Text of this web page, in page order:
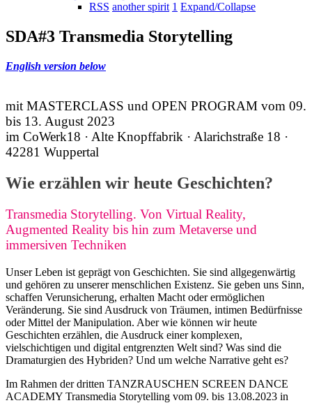
RSS another spirit 1 Expand/Collapse
SDA#3 Transmedia Storytelling
English version below
mit MASTERCLASS und OPEN PROGRAM vom 09.
bis 13. August 2023
im CoWerk18 · Alte Knopffabrik · Alarichstraße 18 ·
42281 Wuppertal
Wie erzählen wir heute Geschichten?
Transmedia Storytelling. Von Virtual Reality,
Augmented Reality bis hin zum Metaverse und
immersiven Techniken
Unser Leben ist geprägt von Geschichten. Sie sind allgegenwärtig
und gehören zu unserer menschlichen Existenz. Sie geben uns Sinn,
schaffen Verunsicherung, erhalten Macht oder ermöglichen
Veränderung. Sie sind Ausdruck von Träumen, intimen Bedürfnisse
oder Mittel der Manipulation. Aber wie können wir heute
Geschichten erzählen, die Ausdruck einer komplexen,
vielschichtigen und digital entgrenzten Welt sind? Was sind die
Dramaturgien des Hybriden? Und um welche Narrative geht es?
Im Rahmen der dritten TANZRAUSCHEN SCREEN DANCE
ACADEMY Transmedia Storytelling vom 09. bis 13.08.2023 in